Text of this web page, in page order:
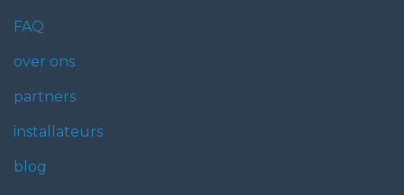
FAQ
over ons
partners
installateurs
blog